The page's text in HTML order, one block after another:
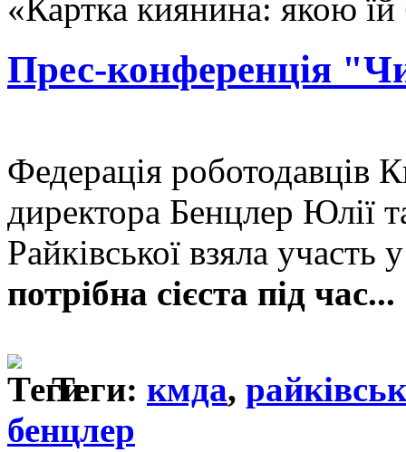
«Картка киянина: якою
Прес-конференція
Федерація роботодавців
директора Бенцлер Юлії
Райківської взяла
потрібна сієста під час...
Теги: кмда,
бенцлер